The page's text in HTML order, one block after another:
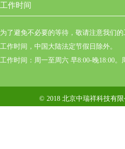
工作时间
为了避免不必要的等待，敬请注意我们
工作时间，中国大陆法定节假日除外。
工作时间：周一至周六 早8:00-晚18:00。
© 2018 北京中瑞祥科技有